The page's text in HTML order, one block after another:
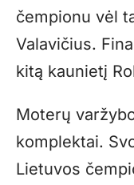
čempionu vėl
Valavičius.
kitą kaunietį
Moterų
komplektai.
Lietuvos